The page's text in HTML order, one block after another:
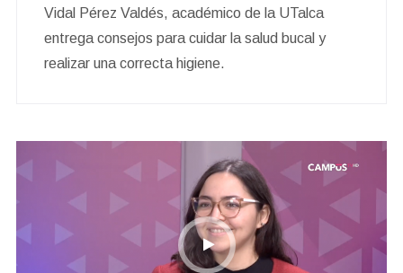
Vidal Pérez Valdés, académico de la UTalca
entrega consejos para cuidar la salud bucal y
realizar una correcta higiene.